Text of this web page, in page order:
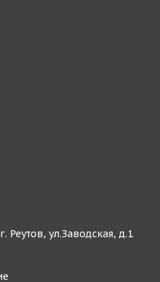
Реутов, ул.Заводская, д.1